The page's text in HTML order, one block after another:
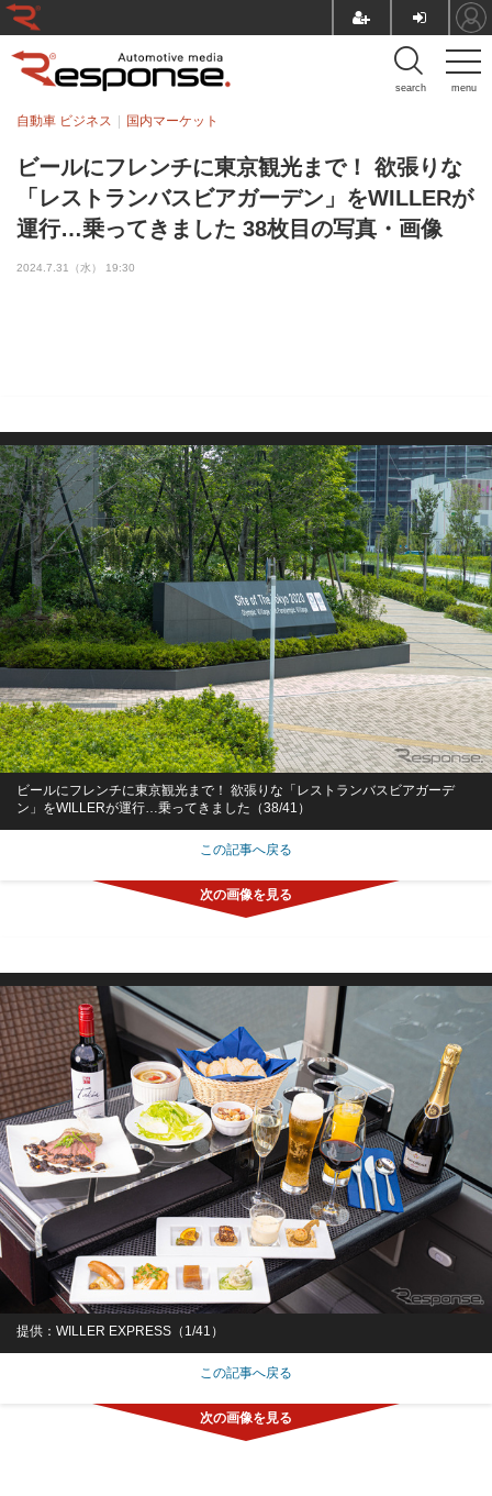
menu
search
ビールにフレンチに東京観光まで！ 欲張りな
「レストランバスビアガーデン」をWILLERが
運行…乗ってきました 38枚目の写真・画像
自動車 ビジネス 国内マーケット
2024.7.31（水） 19:30
ビールにフレンチに東京観光まで！ 欲張りな「レストランバスビアガーデ
ン」をWILLERが運行…乗ってきました（38/41）
この記事へ戻る
提供：WILLER EXPRESS（1/41）
この記事へ戻る